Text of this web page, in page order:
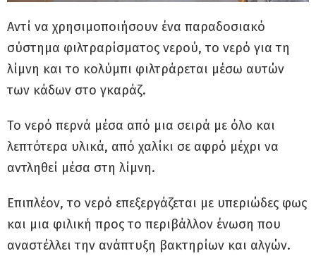
Αντί να χρησιμοποιήσουν ένα παραδοσιακό
σύστημα φιλτραρίσματος νερού, το νερό για τη
λίμνη και το κολύμπι φιλτράρεται μέσω αυτών
των κάδων στο γκαράζ.
Το νερό περνά μέσα από μια σειρά με όλο και
λεπτότερα υλικά, από χαλίκι σε αφρό μέχρι να
αντληθεί μέσα στη λίμνη.
Επιπλέον, το νερό επεξεργάζεται με υπεριώδες φως
και μια φιλική προς το περιβάλλον ένωση που
αναστέλλει την ανάπτυξη βακτηρίων και αλγών.